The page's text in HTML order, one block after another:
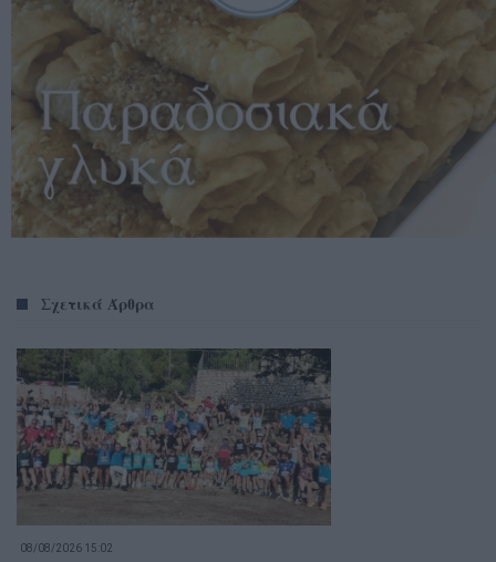
Σχετικά Άρθρα
08/08/2026 15:02